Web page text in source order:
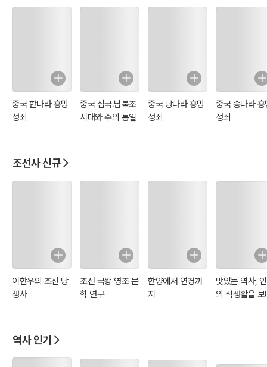
중국 한나라 흥망
성쇠
중국 삼국.남북조
시대와 수의 통일
중국 당나라 흥망
성쇠
중국 송나라 흥
성쇠
조선사 신규
이한우의 조선 당
쟁사
조선 국왕 영조 문
학 연구
한양에서 연경까
지
맛있는 역사,
의 식생활을 보
역사 인기